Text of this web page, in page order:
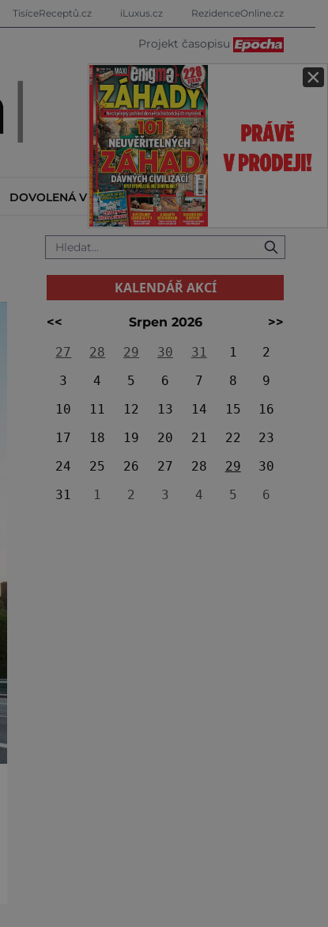
×
TisíceReceptů.cz iLuxus.cz RezidenceOnline.cz
Projekt časopisu
DOVOLENÁ V ZAHRANIČÍ KALENDÁŘ AKCÍ
KALENDÁŘ AKCÍ
<< Srpen 2026
>>
27
28 29 30 31 1
2
3
4 5 6 7 8
9
10
11 12 13 14 15
16
17
18 19 20 21 22
23
24
25 26 27 28 29
30
31
1 2 3 4 5 6